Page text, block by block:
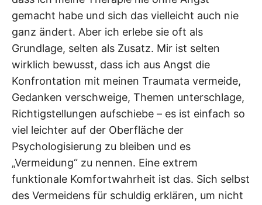
gemacht habe und sich das vielleicht auch nie
ganz ändert. Aber ich erlebe sie oft als
Grundlage, selten als Zusatz. Mir ist selten
wirklich bewusst, dass ich aus Angst die
Konfrontation mit meinen Traumata vermeide,
Gedanken verschweige, Themen unterschlage,
Richtigstellungen aufschiebe – es ist einfach so
viel leichter auf der Oberfläche der
Psychologisierung zu bleiben und es
„Vermeidung“ zu nennen. Eine extrem
funktionale Komfortwahrheit ist das. Sich selbst
des Vermeidens für schuldig erklären, um nicht